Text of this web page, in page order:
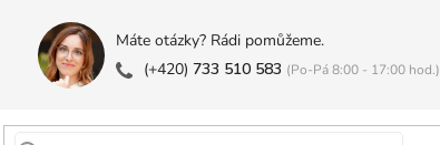
Máte otázky? Rádi pomůžeme.
(+420) 733 510 583 (Po-Pá 8:00 - 17:00 hod.)